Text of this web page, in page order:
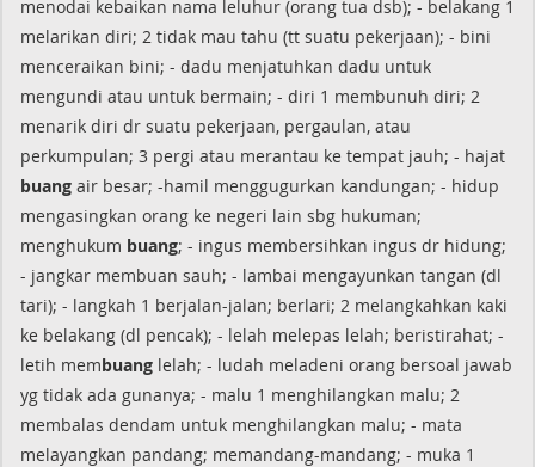
menodai kebaikan nama leluhur (orang tua dsb); - belakang 1
melarikan diri; 2 tidak mau tahu (tt suatu pekerjaan); - bini
menceraikan bini; - dadu menjatuhkan dadu untuk
mengundi atau untuk bermain; - diri 1 membunuh diri; 2
menarik diri dr suatu pekerjaan, pergaulan, atau
perkumpulan; 3 pergi atau merantau ke tempat jauh; - hajat
buang air besar; -hamil menggugurkan kandungan; - hidup
mengasingkan orang ke negeri lain sbg hukuman;
menghukum buang; - ingus membersihkan ingus dr hidung;
- jangkar membuan sauh; - lambai mengayunkan tangan (dl
tari); - langkah 1 berjalan-jalan; berlari; 2 melangkahkan kaki
ke belakang (dl pencak); - lelah melepas lelah; beristirahat; -
letih membuang lelah; - ludah meladeni orang bersoal jawab
yg tidak ada gunanya; - malu 1 menghilangkan malu; 2
membalas dendam untuk menghilangkan malu; - mata
melayangkan pandang; memandang-mandang; - muka 1